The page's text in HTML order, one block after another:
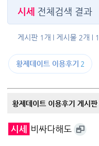
시세 전체검색 결과
게시판 1개 게시물 2개
황제데이트 이용후기 2
황제데이트 이용후기 게시
시세 비싸다해도